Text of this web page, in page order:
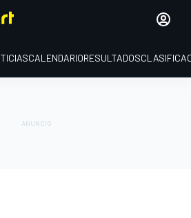
CALENDARIORESULTADOS